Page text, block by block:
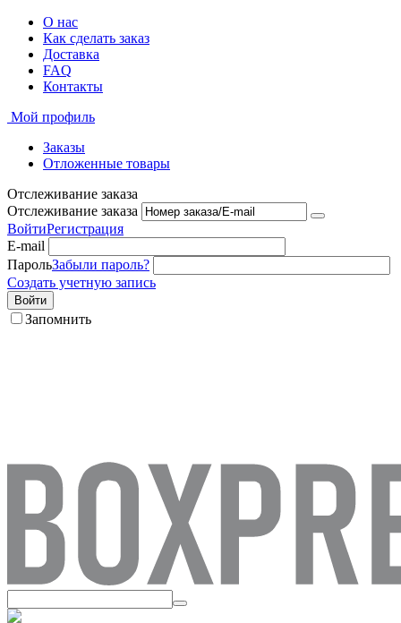
О нас
Как сделать заказ
Доставка
FAQ
Контакты
Мой профиль
Заказы
Отложенные товары
Отслеживание заказа
Отслеживание заказа
ВойтиРегистрация
E-mail
ПарольЗабыли пароль?
Создать учетную запись
Войти
Запомнить